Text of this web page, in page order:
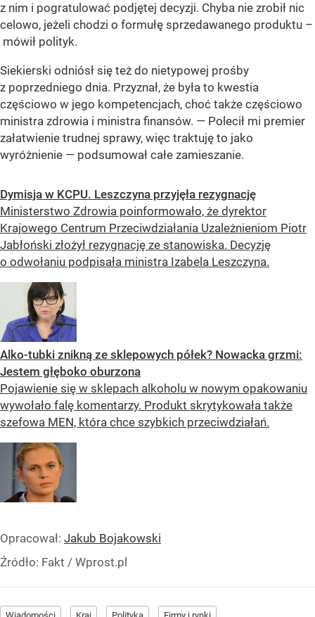
z nim i pogratulować podjętej decyzji. Chyba nie zrobił nic
celowo, jeżeli chodzi o formułę sprzedawanego produktu –
mówił polityk.
Siekierski odniósł się też do nietypowej prośby
z poprzedniego dnia. Przyznał, że była to kwestia
częściowo w jego kompetencjach, choć także częściowo
ministra zdrowia i ministra finansów. — Polecił mi premier
załatwienie trudnej sprawy, więc traktuję to jako
wyróżnienie — podsumował całe zamieszanie.
Dymisja w KCPU. Leszczyna przyjęła rezygnację
Ministerstwo Zdrowia poinformowało, że dyrektor
Krajowego Centrum Przeciwdziałania Uzależnieniom Piotr
Jabłoński złożył rezygnację ze stanowiska. Decyzję
o odwołaniu podpisała ministra Izabela Leszczyna.
Alko-tubki znikną ze sklepowych półek? Nowacka grzmi:
Jestem głęboko oburzona
Pojawienie się w sklepach alkoholu w nowym opakowaniu
wywołało falę komentarzy. Produkt skrytykowała także
szefowa MEN, która chce szybkich przeciwdziałań.
Opracował: Jakub Bojakowski
Źródło: Fakt / Wprost.pl